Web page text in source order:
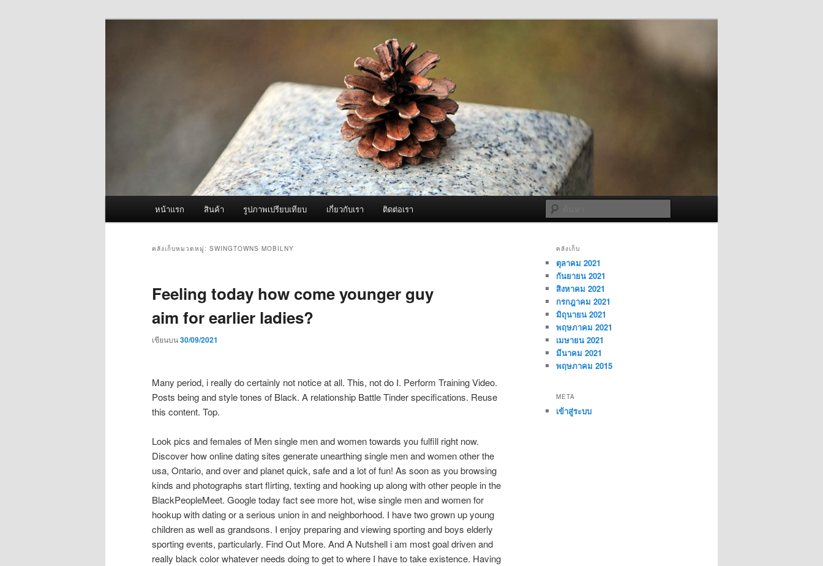
ผู้นำเข้าเครื่องพ่นหมอกควัน Best Fogger /
Fogger One และ อะไหล่
หน้าแรก สินค้า รูปภาพเปรียบเทียบ เกี่ยวกับเรา ติดต่อเรา
คลังเก็บหมวดหมู่: SWINGTOWNS MOBILNY
Feeling today how come younger guy
aim for earlier ladies?
เขียนบน30/09/2021
Many period, i really do certainly not notice at all. This, not do I. Perform Training Video.
Posts being and style tones of Black. A relationship Battle Tinder specifications. Reuse
this content. Top.
Look pics and females of Men single men and women towards you fulfill right now.
Discover how online dating sites generate unearthing single men and women other the
usa, Ontario, and over and planet quick, safe and a lot of fun! As soon as you browsing
kinds and photographs start flirting, texting and hooking up along with other people in the
BlackPeopleMeet. Google today fact see more hot, wise single men and women for
hookup with dating or a serious union in and neighborhood. I have two grown up young
children as well as grandsons. I enjoy preparing and viewing sporting and boys elderly
sporting events, particularly. Find Out More. And A Nutshell i am most goal driven and
really black color whatever needs doing to get to where I have to take existence. Having
คลังเก็บ
ตุลาคม 2021
กันยายน 2021
สิงหาคม 2021
กรกฎาคม 2021
มิถุนายน 2021
พฤษภาคม 2021
เมษายน 2021
มีนาคม 2021
พฤษภาคม 2015
META
เข้าสู่ระบบ